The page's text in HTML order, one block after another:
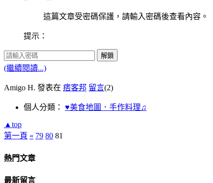
這篇文章受密碼保護，請輸入密碼後查看內容。
提示：
解鎖
(繼續閱讀...)
Amigo H. 發表在 痞客邦 留言(2)
個人分類： ♥美食地圖．手作料理♫
▲top
第一頁 « 79 80 81
熱門文章
最新留言